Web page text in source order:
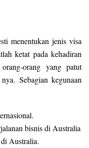
menentukan jenis visa
ketat pada kehadiran
orang yang patut
Sebagian kegunaan
bisnis di Australia
Australia.